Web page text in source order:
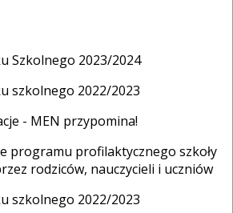
Szkolnego 2023/2024
szkolnego 2022/2023
- MEN przypomina!
programu profilaktycznego szkoły
rodziców, nauczycieli i uczniów
szkolnego 2022/2023